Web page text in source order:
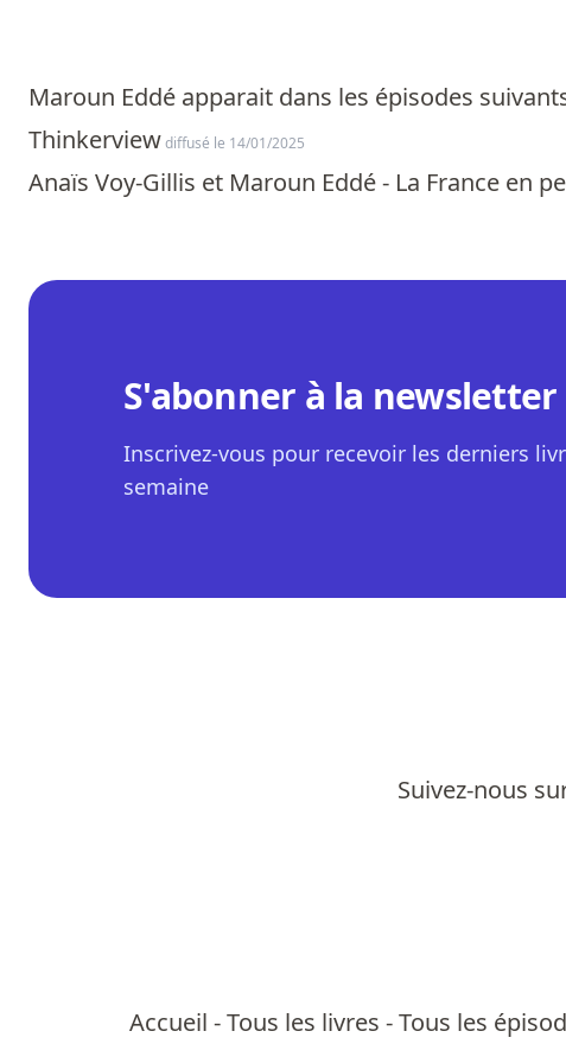
Maroun Eddé apparait dans les épisodes
Thinkerviewdiffusé le 14/01/2025
Anaïs Voy-Gillis et Maroun Eddé - La France en
S'abonner à la newsletter
Inscrivez-vous pour recevoir les derniers
semaine
Suivez-nous
Accueil -Tous les livres -Tous les